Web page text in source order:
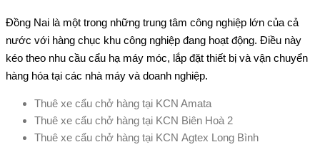
Đồng Nai là một trong những trung tâm công nghiệp lớn của cả
nước với hàng chục khu công nghiệp đang hoạt động. Điều này
kéo theo nhu cầu cẩu hạ máy móc, lắp đặt thiết bị và vận chuyển
hàng hóa tại các nhà máy và doanh nghiệp.
Thuê xe cẩu chở hàng tại KCN Amata
Thuê xe cẩu chở hàng tại KCN Biên Hoà 2
Thuê xe cẩu chở hàng tại KCN Agtex Long Bình